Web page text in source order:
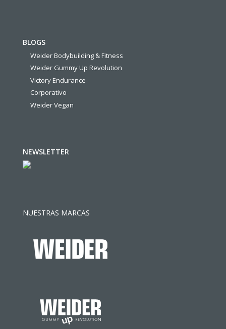
BLOGS
Weider Bodybuilding & Fitness
Weider Gummy Up Revolution
Victory Endurance
Corporativo
Weider Vegan
NEWSLETTER
NUESTRAS MARCAS